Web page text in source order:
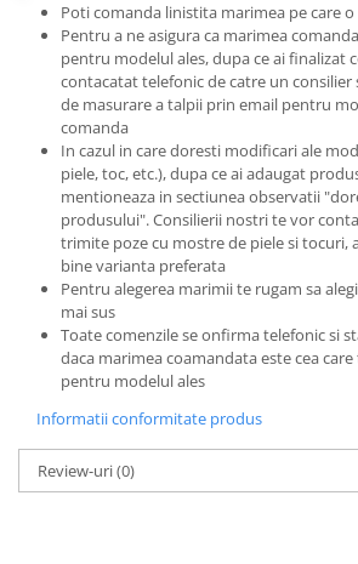
Poti comanda linistita marimea pe care
Pentru a ne asigura ca marimea
pentru modelul ales, dupa ce ai finalizat
contacatat telefonic de catre un consilier
de masurare a talpii prin email pentru
comanda
In cazul in care doresti modificari ale
piele, toc, etc.), dupa ce ai adaugat
mentioneaza in sectiunea observatii
produsului". Consilierii nostri te vor
trimite poze cu mostre de piele si tocuri,
bine varianta preferata
Pentru alegerea marimii te rugam sa
mai sus
Toate comenzile se onfirma telefonic si
daca marimea coamandata este cea
pentru modelul ales
Informatii conformitate produs
Review-uri(0)